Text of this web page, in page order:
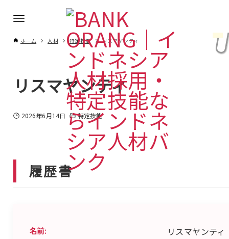
ホーム 人材 特定技能 リスマヤンティ
リスマヤンティ
2026年6月14日 特定技能
履歴書
名前:
リスマヤンティ